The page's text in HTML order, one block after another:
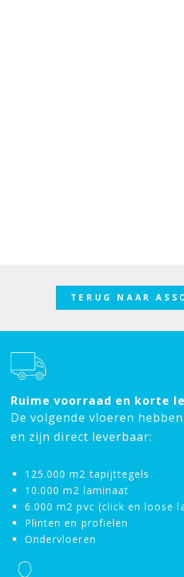
TERUG NAAR
Ruime voorraad en korte
De volgende vloeren
en zijn direct leverbaar:
125.000 m2 tapijttegels
10.000 m2 laminaat
6.000 m2 pvc (click en loose
Plinten en profielen
Ondervloeren